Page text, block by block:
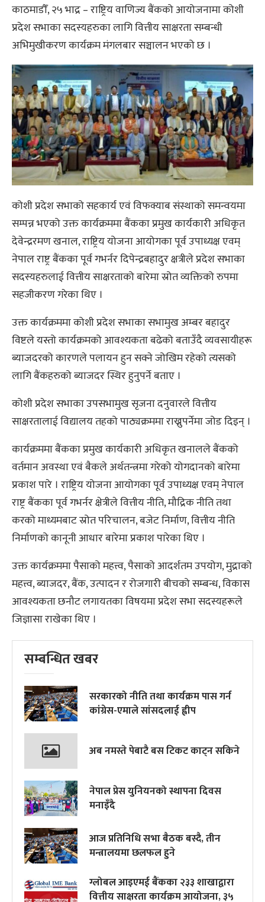
काठमाडौँ, २५ भाद्र – राष्ट्रिय वाणिज्य बैंकको आयोजनामा कोशी
प्रदेश सभाका सदस्यहरुका लागि वित्तीय साक्षरता सम्बन्धी
अभिमुखीकरण कार्यक्रम मंगलबार सञ्चालन भएको छ ।
कोशी प्रदेश सभाको सहकार्य एवं विफक्याब संस्थाको समन्वयमा
सम्पन्न भएको उक्त कार्यक्रममा बैंकका प्रमुख कार्यकारी अधिकृत
देवेन्द्ररमण खनाल, राष्ट्रिय योजना आयोगका पूर्व उपाध्यक्ष एवम्
नेपाल राष्ट्र बैंकका पूर्व गभर्नर दिपेन्द्रबहादुर क्षत्रीले प्रदेश सभाका
सदस्यहरुलाई वित्तीय साक्षरताको बारेमा स्रोत व्यक्तिको रुपमा
सहजीकरण गरेका थिए ।
उक्त कार्यक्रममा कोशी प्रदेश सभाका सभामुख अम्बर बहादुर
विष्टले यस्तो कार्यक्रमको आवश्यकता बढेको बताउँदै व्यवसायीहरू
ब्याजदरको कारणले पलायन हुन सक्ने जोखिम रहेको त्यसको
लागि बैंकहरुको ब्याजदर स्थिर हुनुपर्ने बताए ।
कोशी प्रदेश सभाका उपसभामुख सृजना दनुवारले वित्तीय
साक्षरतालाई विद्यालय तहको पाठ्यक्रममा राख्नुपर्नेमा जोड दिइन् ।
कार्यक्रममा बैंकका प्रमुख कार्यकारी अधिकृत खनालले बैंकको
वर्तमान अवस्था एवं बैकले अर्थतन्त्रमा गरेको योगदानको बारेमा
प्रकाश पारे । राष्ट्रिय योजना आयोगका पूर्व उपाध्यक्ष एवम् नेपाल
राष्ट्र बैंकका पूर्व गभर्नर क्षेत्रीले वित्तीय नीति, मौद्रिक नीति तथा
करको माध्यमबाट स्रोत परिचालन, बजेट निर्माण, वित्तीय नीति
निर्माणको कानूनी आधार बारेमा प्रकाश पारेका थिए ।
उक्त कार्यक्रममा पैसाको महत्त्व, पैसाको आदर्शतम उपयोग, मुद्राको
महत्त्व, ब्याजदर, बैंक, उत्पादन र रोजगारी बीचको सम्बन्ध, विकास
आवश्यकता छनौट लगायतका विषयमा प्रदेश सभा सदस्यहरूले
जिज्ञासा राखेका थिए ।
सम्बन्धित खबर
सरकारको नीति तथा कार्यक्रम पास गर्न
कांग्रेस-एमाले सांसदलाई ह्वीप
अब नमस्ते पेबाटै बस टिकट काट्न सकिने
नेपाल प्रेस युनियनको स्थापना दिवस
मनाइँदै
आज प्रतिनिधि सभा बैठक बस्दै, तीन
मन्त्रालयमा छलफल हुने
ग्लोबल आइएमई बैंकका २३३ शाखाद्वारा
वित्तीय साक्षरता कार्यक्रम आयोजना, ३५